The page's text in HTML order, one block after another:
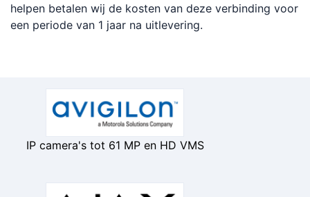
helpen betalen wij de kosten van deze verbinding voor
een periode van 1 jaar na uitlevering.
IP camera's tot 61 MP en HD VMS